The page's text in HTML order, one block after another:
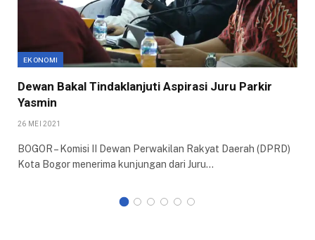
EKONOMI
Dewan Bakal Tindaklanjuti Aspirasi Juru Parkir
Yasmin
26 MEI 2021
BOGOR – Komisi II Dewan Perwakilan Rakyat Daerah (DPRD)
Kota Bogor menerima kunjungan dari Juru…